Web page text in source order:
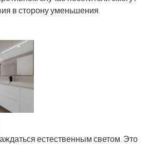
в сторону уменьшения.
естественным светом. Это